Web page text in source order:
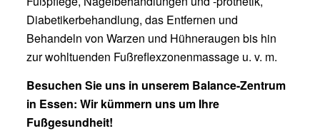
Diabetikerbehandlung, das Entfernen und
Behandeln von Warzen und Hühneraugen bis hin
zur wohltuenden Fußreflexzonenmassage u. v. m.
Besuchen Sie uns in unserem Balance-Zentrum
in Essen: Wir kümmern uns um Ihre
Fußgesundheit!